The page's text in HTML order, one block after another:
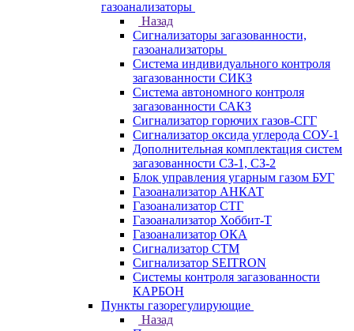
газоанализаторы
Назад
Сигнализаторы загазованности,
газоанализаторы
Система индивидуального контроля
загазованности СИКЗ
Система автономного контроля
загазованности САКЗ
Сигнализатор горючих газов-СГГ
Сигнализатор оксида углерода СОУ-1
Дополнительная комплектация систем
загазованности СЗ-1, СЗ-2
Блок управления угарным газом БУГ
Газоанализатор АНКАТ
Газоанализатор СТГ
Газоанализатор Хоббит-Т
Газоанализатор ОКА
Сигнализатор СТМ
Сигнализатор SEITRON
Системы контроля загазованности
КАРБОН
Пункты газорегулирующие
Назад